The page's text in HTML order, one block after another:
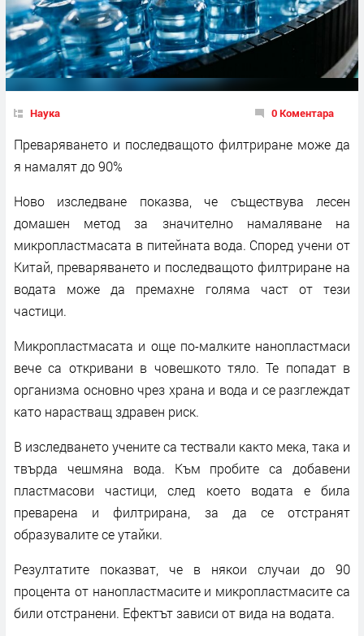
Наука 0 Коментара
Преваряването и последващото филтриране може да
я намалят до 90%
Ново изследване показва, че съществува лесен
домашен метод за значително намаляване на
микропластмасата в питейната вода. Според учени от
Китай, преваряването и последващото филтриране на
водата може да премахне голяма част от тези
частици.
Микропластмасата и още по-малките нанопластмаси
вече са откривани в човешкото тяло. Те попадат в
организма основно чрез храна и вода и се разглеждат
като нарастващ здравен риск.
В изследването учените са тествали както мека, така и
твърда чешмяна вода. Към пробите са добавени
пластмасови частици, след което водата е била
преварена и филтрирана, за да се отстранят
образувалите се утайки.
Резултатите показват, че в някои случаи до 90
процента от нанопластмасите и микропластмасите са
били отстранени. Ефектът зависи от вида на водата.